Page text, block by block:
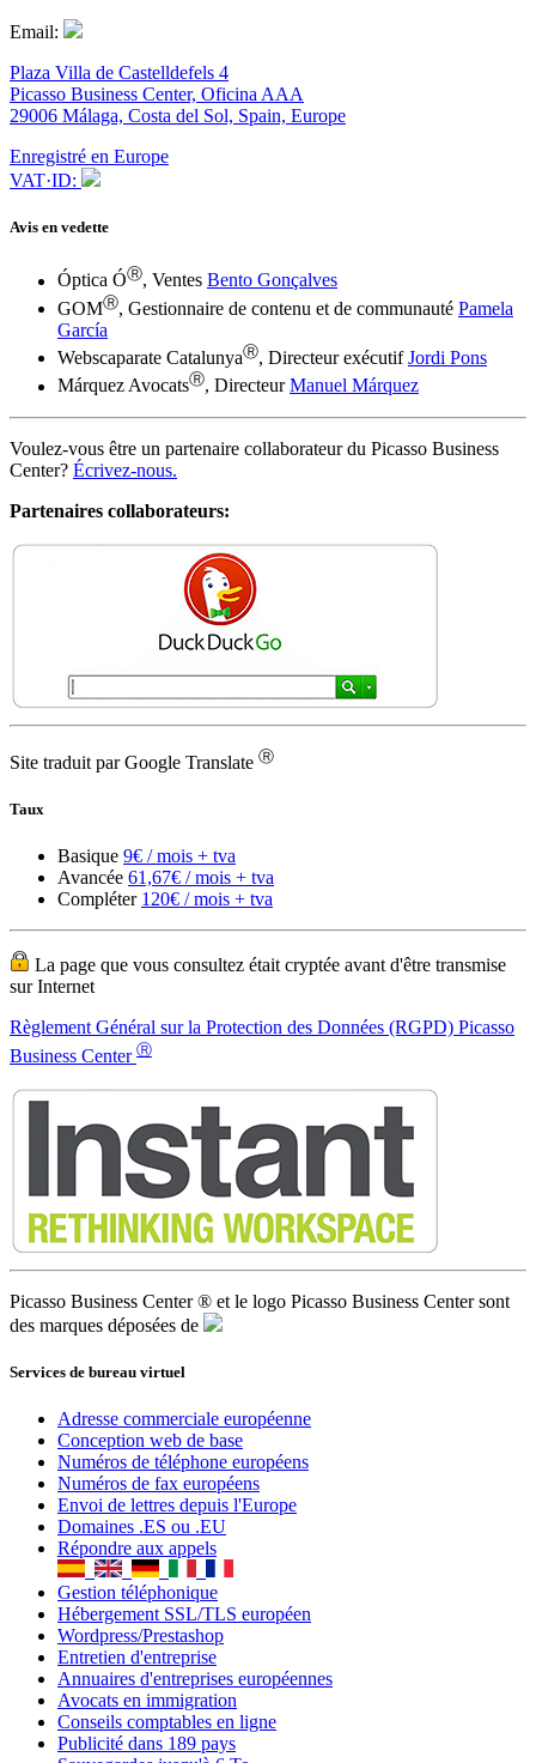
Email:
Plaza Villa de Castelldefels 4
Picasso Business Center, Oficina AAA
29006 Málaga, Costa del Sol, Spain, Europe
Enregistré en Europe
VAT·ID:
Avis en vedette
Óptica ÓⓇ, Ventes Bento Gonçalves
GOMⓇ, Gestionnaire de contenu et de communauté Pamela
García
Webscaparate CatalunyaⓇ, Directeur exécutifJordi Pons
Márquez AvocatsⓇ, DirecteurManuel Márquez
Voulez-vous être un partenaire collaborateur du Picasso Business
Center? Écrivez-nous.
Partenaires collaborateurs:
Site traduit par Google Translate
Basique9€ / mois + tva
Avancée61,67€ / mois + tva
120€ / mois + tva
La page que vous consultez était cryptée avant d'être transmise
Règlement Général sur la Protection des Données (RGPD) Picasso
Business CenterⓇ
Picasso Business Center ® et le logo Picasso Business Center sont
des marques déposées de
Services de bureau virtuel
Conception web de base
Numéros de téléphone européens
Numéros de fax européens
Envoi de lettres depuis l'Europe
Domaines .ES ou .EU
Répondre aux appels
Hébergement SSL/TLS européen
Wordpress/Prestashop
Annuaires d'entreprises européennes
Conseils comptables en ligne
Publicité dans 189 pays
Sauvegardes jusqu'à 6 To
Outils gratuits pour les entrepreneurs
© 2021 - Picasso Business Center